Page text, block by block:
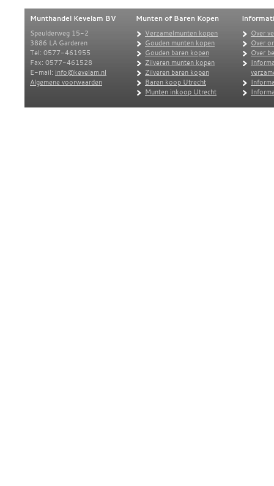
Munthandel Kevelam BV
Speulderweg 15-2
3886 LA Garderen
Tel: 0577-461955
Fax: 0577-461528
E-mail: info@kevelam.nl
Algemene voorwaarden
Munten of Baren Kopen
Verzamelmunten kopen
Gouden munten kopen
Gouden baren kopen
Zilveren munten kopen
Zilveren baren kopen
Baren koop Utrecht
Munten inkoop Utrecht
Over
Over
Over